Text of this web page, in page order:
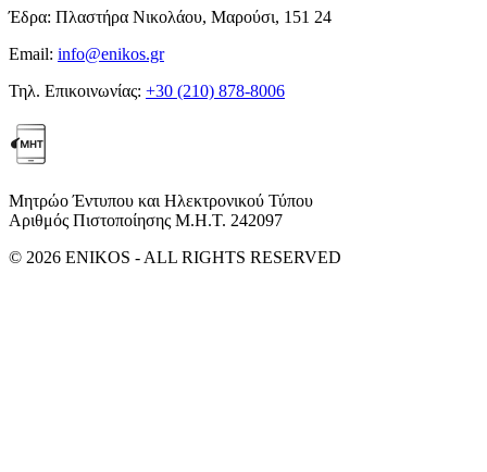
Έδρα: Πλαστήρα Νικολάου, Μαρούσι, 151 24
Email: info@enikos.gr
Τηλ. Επικοινωνίας: +30 (210) 878-8006
Μητρώο Έντυπου και Ηλεκτρονικού Τύπου
Αριθμός Πιστοποίησης Μ.Η.Τ. 242097
© 2026 ENIKOS - ALL RIGHTS RESERVED